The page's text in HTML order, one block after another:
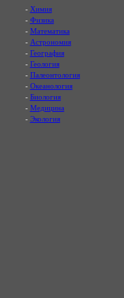
- Химия
- Физика
- Математика
- Астрономия
- География
- Геология
- Палеонтология
- Океанология
- Биология
- Медицина
- Экология